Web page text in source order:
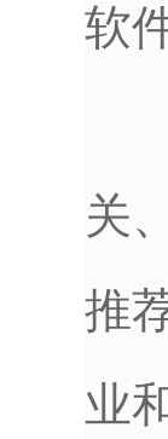
软
3.
关
推
业